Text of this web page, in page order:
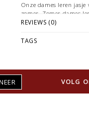
Onze dames leren
zomer. Zomer dames
dames winter leren
•Dames zomer leren
•Dames zomer Leren
•Dames zomer leren
REVIEWS (0)
TAGS
VOLG